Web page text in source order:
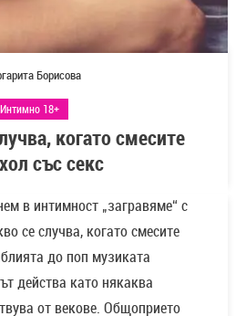
Борисова
Интимно 18+
когато смесите
със секс
в интимност „загравяме“ с
се случва, когато смесите
до поп музиката
действа като някаква
от векове. Общоприето